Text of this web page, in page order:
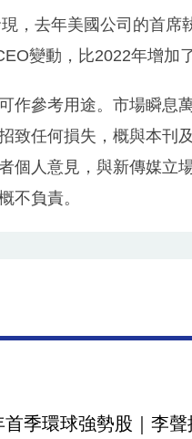
，去年美國公司的首席
變動，比2022年增加
作參考用途。市場瞬息
致任何損失，概與本刊
個人意見，與新傳媒立
不負責。
首季環球強勢股｜李聲